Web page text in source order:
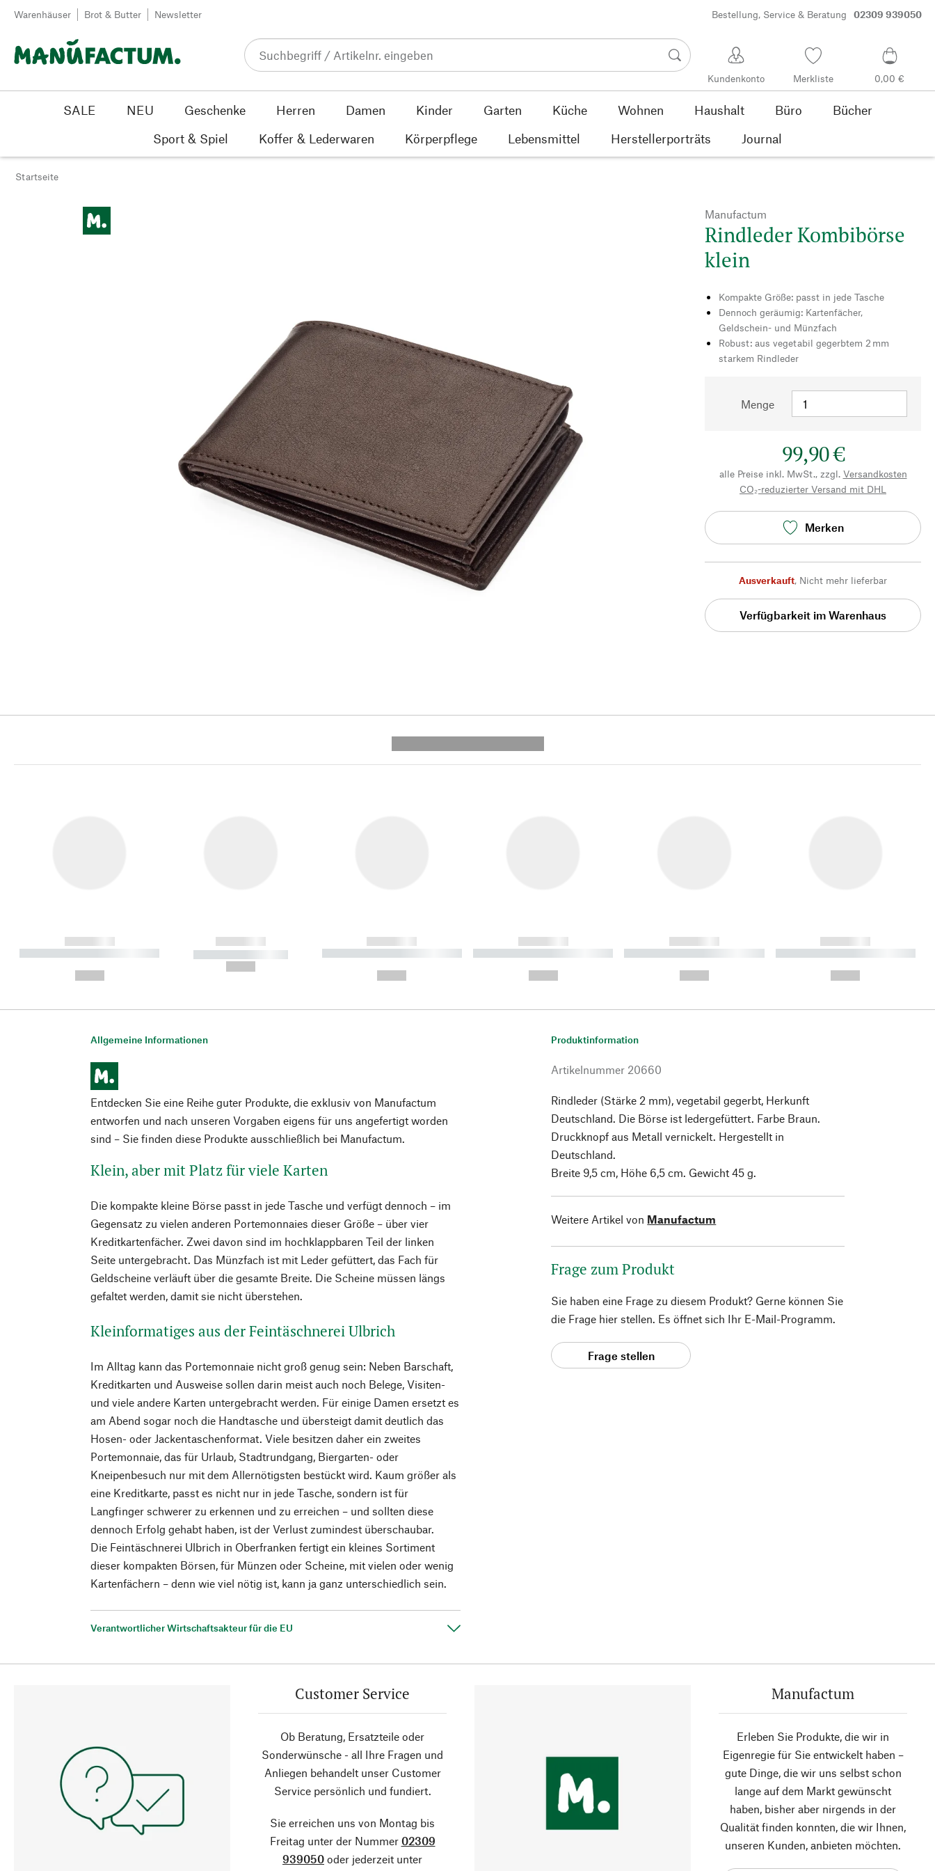
Zum Inhalt springen
Warenhäuser Brot & Butter Newsletter Bestellung, Service & Beratung 02309 939050
Kundenkonto Merkliste 0,00 €
SALE NEU Geschenke Herren Damen Kinder Garten Küche Wohnen Haushalt Büro
Bücher
Sport & Spiel
Koffer & Lederwaren Körperpflege Lebensmittel Herstellerporträts Journal
Startseite
Manufactum
Rindleder Kombibörse
klein
Kompakte Größe: passt in jede Tasche
Dennoch geräumig: Kartenfächer,
Geldschein- und Münzfach
Robust: aus vegetabil gegerbtem 2 mm
starkem Rindleder
Menge
99,90 €
alle Preise inkl. MwSt., zzgl. Versandkosten
CO₂-reduzierter Versand mit DHL
Merken
Ausverkauft, Nicht mehr lieferbar
Verfügbarkeit im Warenhaus
------------
----------- ----------- ----------
------------
----------- -----------
------------
----------- ----------- ----------
------------
----------- ----------- ----------
------------
----------- ----------- ----------
------------
----------- ----------- ----------
Allgemeine Informationen
Entdecken Sie eine Reihe guter Produkte, die exklusiv von Manufactum
entworfen und nach unseren Vorgaben eigens für uns angefertigt worden
sind – Sie finden diese Produkte ausschließlich bei Manufactum.
Klein, aber mit Platz für viele Karten
Die kompakte kleine Börse passt in jede Tasche und verfügt dennoch – im
Gegensatz zu vielen anderen Portemonnaies dieser Größe – über vier
Kreditkartenfächer. Zwei davon sind im hochklappbaren Teil der linken
Seite untergebracht. Das Münzfach ist mit Leder gefüttert, das Fach für
Geldscheine verläuft über die gesamte Breite. Die Scheine müssen längs
gefaltet werden, damit sie nicht überstehen.
Kleinformatiges aus der Feintäschnerei Ulbrich
Im Alltag kann das Portemonnaie nicht groß genug sein: Neben Barschaft,
Kreditkarten und Ausweise sollen darin meist auch noch Belege, Visiten-
und viele andere Karten untergebracht werden. Für einige Damen ersetzt es
am Abend sogar noch die Handtasche und übersteigt damit deutlich das
Hosen- oder Jackentaschenformat. Viele besitzen daher ein zweites
Portemonnaie, das für Urlaub, Stadtrundgang, Biergarten- oder
Kneipenbesuch nur mit dem Allernötigsten bestückt wird. Kaum größer als
eine Kreditkarte, passt es nicht nur in jede Tasche, sondern ist für
Langfinger schwerer zu erkennen und zu erreichen – und sollten diese
dennoch Erfolg gehabt haben, ist der Verlust zumindest überschaubar.
Die Feintäschnerei Ulbrich in Oberfranken fertigt ein kleines Sortiment
dieser kompakten Börsen, für Münzen oder Scheine, mit vielen oder wenig
Kartenfächern – denn wie viel nötig ist, kann ja ganz unterschiedlich sein.
Verantwortlicher Wirtschaftsakteur für die EU
Produktinformation
Artikelnummer 20660
Rindleder (Stärke 2 mm), vegetabil gegerbt, Herkunft
Deutschland. Die Börse ist ledergefüttert. Farbe Braun.
Druckknopf aus Metall vernickelt. Hergestellt in
Deutschland.
Breite 9,5 cm, Höhe 6,5 cm. Gewicht 45 g.
Weitere Artikel von Manufactum
Frage zum Produkt
Sie haben eine Frage zu diesem Produkt? Gerne können Sie
die Frage hier stellen. Es öffnet sich Ihr E-Mail-Programm.
Frage stellen
Customer Service
Ob Beratung, Ersatzteile oder
Sonderwünsche - all Ihre Fragen und
Anliegen behandelt unser Customer
Service persönlich und fundiert.
Sie erreichen uns von Montag bis
Freitag unter der Nummer 02309
939050 oder jederzeit unter
Manufactum
Erleben Sie Produkte, die wir in
Eigenregie für Sie entwickelt haben –
gute Dinge, die wir uns selbst schon
lange auf dem Markt gewünscht
haben, bisher aber nirgends in der
Qualität finden konnten, die wir Ihnen,
unseren Kunden, anbieten möchten.